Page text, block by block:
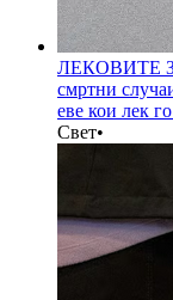
ЛЕКОВИТЕ
смртни
еве кои лек
Свет•